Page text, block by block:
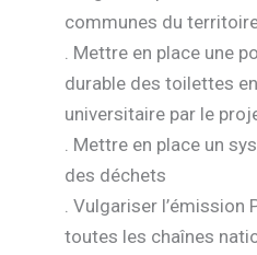
communes du
. Mettre en place une
durable des toilettes
universitaire par le
. Mettre en place un
des déchets
. Vulgariser l’émission
toutes les chaînes